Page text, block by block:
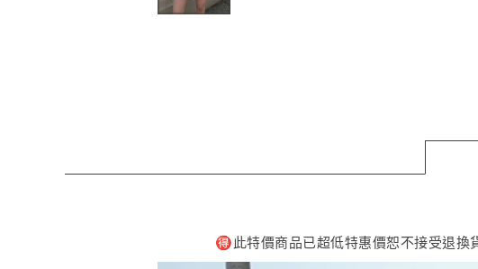
🉐️此特價商品已超低特惠價恕不接受退換